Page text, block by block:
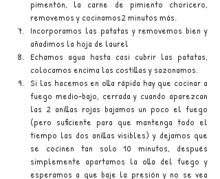
pimentón, la carne de pimiento choricero,
removemos y cocinamos2 minutos más.
Incorporamos las patatas y removemos bien y
añadimos la hoja de laurel
Echamos agua hasta casi cubrir las patatas,
colocamos encima las costillas y sazonamos.
Si las hacemos en olla rápida hay que cocinar a
fuego medio-bajo, cerrada y cuando aparezcan
las 2 anillas rojas bajamos un poco el fuego
(pero suficiente para que mantenga todo el
tiempo las dos anillas visibles) y dejamos que
se cocinen tan solo 10 minutos, después
simplemente apartamos la olla del fuego y
esperamos a que baje la presión y no se vea